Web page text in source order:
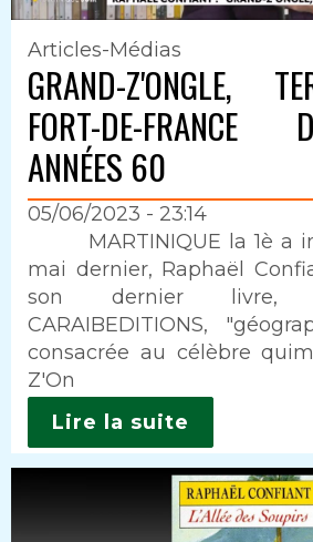
Articles-Médias
GRAND-Z'ONGLE,
FORT-DE-
ANNÉES 60
05/06/2023 - 23:14
MARTINIQUE la 1è a
mai dernier, Raphaël
son dernier livre,
CARAIBEDITIONS,
consacrée au célèbre
Z'On
Lire la suite